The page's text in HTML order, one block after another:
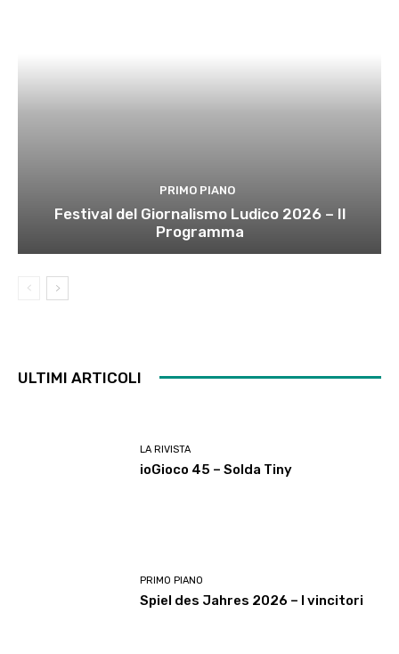
PRIMO PIANO
Festival del Giornalismo Ludico 2026 – Il
Programma
ULTIMI ARTICOLI
LA RIVISTA
ioGioco 45 – Solda Tiny
PRIMO PIANO
Spiel des Jahres 2026 – I vincitori